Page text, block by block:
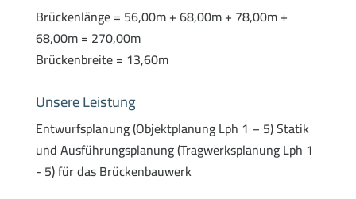
Brückenlänge = 56,00m + 68,00m + 78,00m +
68,00m = 270,00m
Brückenbreite = 13,60m
Unsere Leistung
Entwurfsplanung (Objektplanung Lph 1 – 5) Statik
und Ausführungsplanung (Tragwerksplanung Lph 1
- 5) für das Brückenbauwerk